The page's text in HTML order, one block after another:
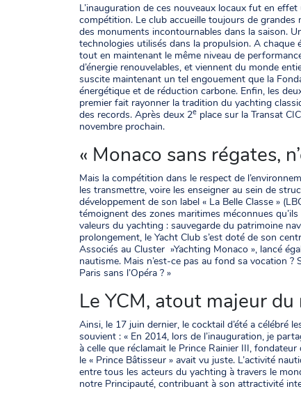
L’inauguration de ces nouveaux locaux fut en
compétition. Le club accueille toujours de
des monuments incontournables dans la saison.
technologies utilisés dans la propulsion. A
tout en maintenant le même niveau de
d’énergie renouvelables, et viennent du monde
suscite maintenant un tel engouement que la
énergétique et de réduction carbone. Enfin, les
premier fait rayonner la tradition du yachting
des records. Après deux 2e place sur la Transat
novembre prochain.
« Monaco sans régates,
Mais la compétition dans le respect de
les transmettre, voire les enseigner au sein de
développement de son label « La Belle Classe »
témoignent des zones maritimes méconnues
valeurs du yachting : sauvegarde du patrimoine
prolongement, le Yacht Club s’est doté de son
Associés au Cluster »Yachting Monaco », lancé
nautisme. Mais n’est-ce pas au fond sa vocation
Paris sans l’Opéra ? »
Le YCM, atout majeur
Ainsi, le 17 juin dernier, le cocktail d’été a célébré
souvient : « En 2014, lors de l’inauguration, je
à celle que réclamait le Prince Rainier III,
le « Prince Bâtisseur » avait vu juste. L’activité
entre tous les acteurs du yachting à travers le
notre Principauté, contribuant à son attractivité